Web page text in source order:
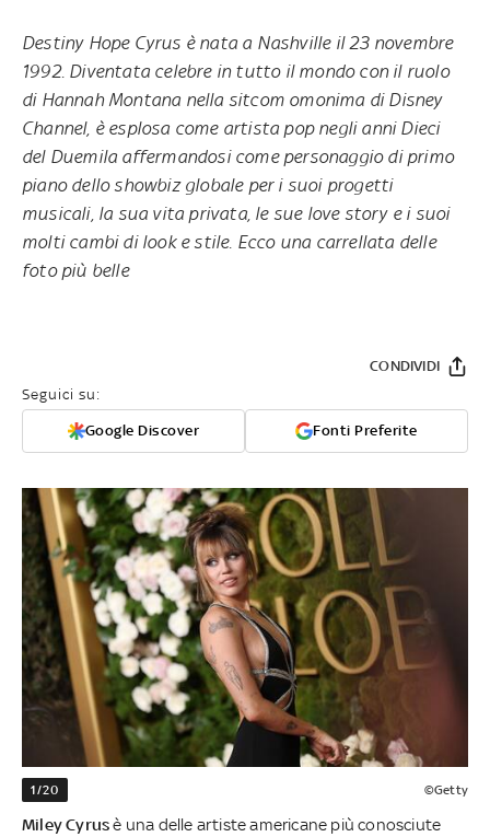
Destiny Hope Cyrus è nata a Nashville il 23 novembre
1992. Diventata celebre in tutto il mondo con il ruolo
di Hannah Montana nella sitcom omonima di Disney
Channel, è esplosa come artista pop negli anni Dieci
del Duemila affermandosi come personaggio di primo
piano dello showbiz globale per i suoi progetti
musicali, la sua vita privata, le sue love story e i suoi
molti cambi di look e stile. Ecco una carrellata delle
foto più belle
Seguici su:
Google Discover Fonti Preferite
CONDIVIDI
1/20 ©Getty
Miley Cyrusè una delle artiste americane più conosciute